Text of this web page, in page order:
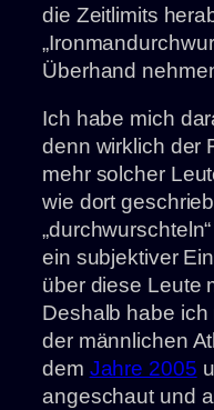
die Zeitlimits
Überhand
Ich habe mich
denn wirklich der
mehr solcher
wie dort
ein subjektiver
über diese Leute
Deshalb habe ich
der männlichen
dem Jahre 2005
angeschaut und